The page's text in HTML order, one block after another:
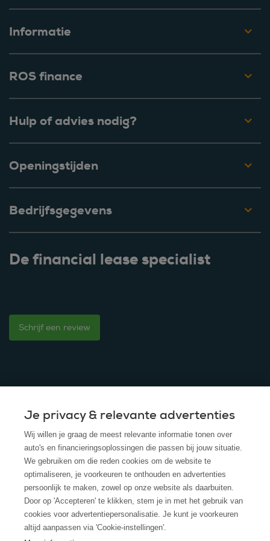
Informatie
ROS finance
Hulp of advies nodig?
Openingstijden
Bedrijfsgegevens
De financial lease specialist
Schrijf een review
© 2025 - ROS Krediet Service
Algemene Voorwaarden
Disclaimer
Privacy Policy
Cookies
Je privacy & relevante advertenties
Wij willen je graag de meest relevante informatie tonen over
auto's en financieringsoplossingen die passen bij jouw situatie.
We gebruiken om die reden cookies om de website te
optimaliseren, je voorkeuren te onthouden en advertenties
persoonlijk te maken, zowel op onze website als daarbuiten.
Door op 'Accepteren' te klikken, stem je in met het gebruik van
cookies voor advertentiepersonalisatie. Je kunt je voorkeuren
altijd aanpassen via 'Cookie-instellingen'.